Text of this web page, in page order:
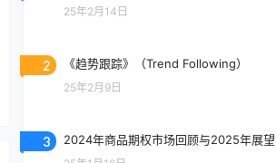
25年2月14日
2 《趋势跟踪》（Trend Following）
25年2月9日
3 2024年商品期权市场回顾与2025年展望